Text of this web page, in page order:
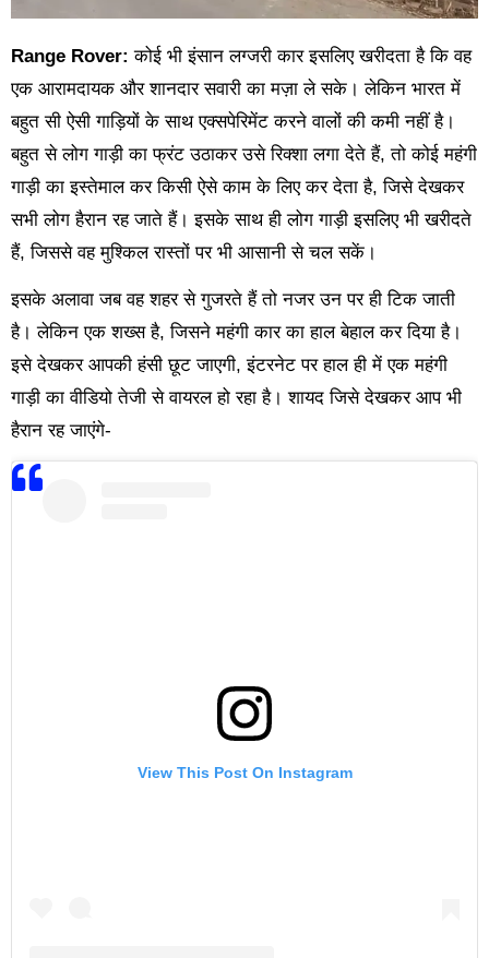
Range Rover: कोई भी इंसान लग्जरी कार इसलिए खरीदता है कि वह
एक आरामदायक और शानदार सवारी का मज़ा ले सके। लेकिन भारत में
बहुत सी ऐसी गाड़ियों के साथ एक्सपेरिमेंट करने वालों की कमी नहीं है।
बहुत से लोग गाड़ी का फ्रंट उठाकर उसे रिक्शा लगा देते हैं, तो कोई महंगी
गाड़ी का इस्तेमाल कर किसी ऐसे काम के लिए कर देता है, जिसे देखकर
सभी लोग हैरान रह जाते हैं। इसके साथ ही लोग गाड़ी इसलिए भी खरीदते
हैं, जिससे वह मुश्किल रास्तों पर भी आसानी से चल सकें।
इसके अलावा जब वह शहर से गुजरते हैं तो नजर उन पर ही टिक जाती
है। लेकिन एक शख्स है, जिसने महंगी कार का हाल बेहाल कर दिया है।
इसे देखकर आपकी हंसी छूट जाएगी, इंटरनेट पर हाल ही में एक महंगी
गाड़ी का वीडियो तेजी से वायरल हो रहा है। शायद जिसे देखकर आप भी
हैरान रह जाएंगे-
View This Post On Instagram